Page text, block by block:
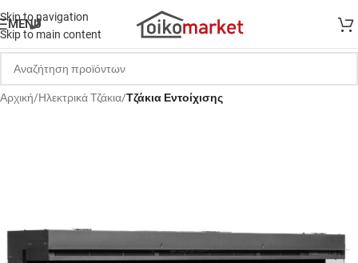
Skip to navigation
Skip to main content
MENU
Αρχική Hλεκτρικά Tζάκια Τζάκια Εντοίχισης